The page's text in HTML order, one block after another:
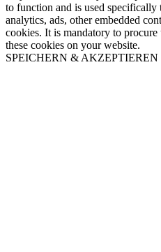
to function and is used specifically
analytics, ads, other embedded
cookies. It is mandatory to
these cookies on your website.
SPEICHERN & AKZEPTIEREN